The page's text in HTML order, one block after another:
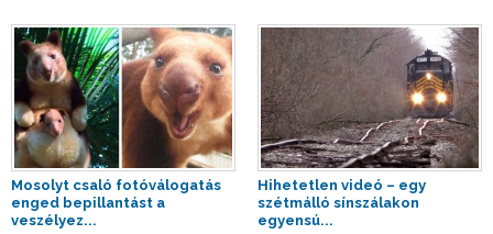
Mosolyt csaló fotóválogatás
enged bepillantást a
veszélyez...
Hihetetlen videó – egy
szétmálló sínszálakon
egyensú...